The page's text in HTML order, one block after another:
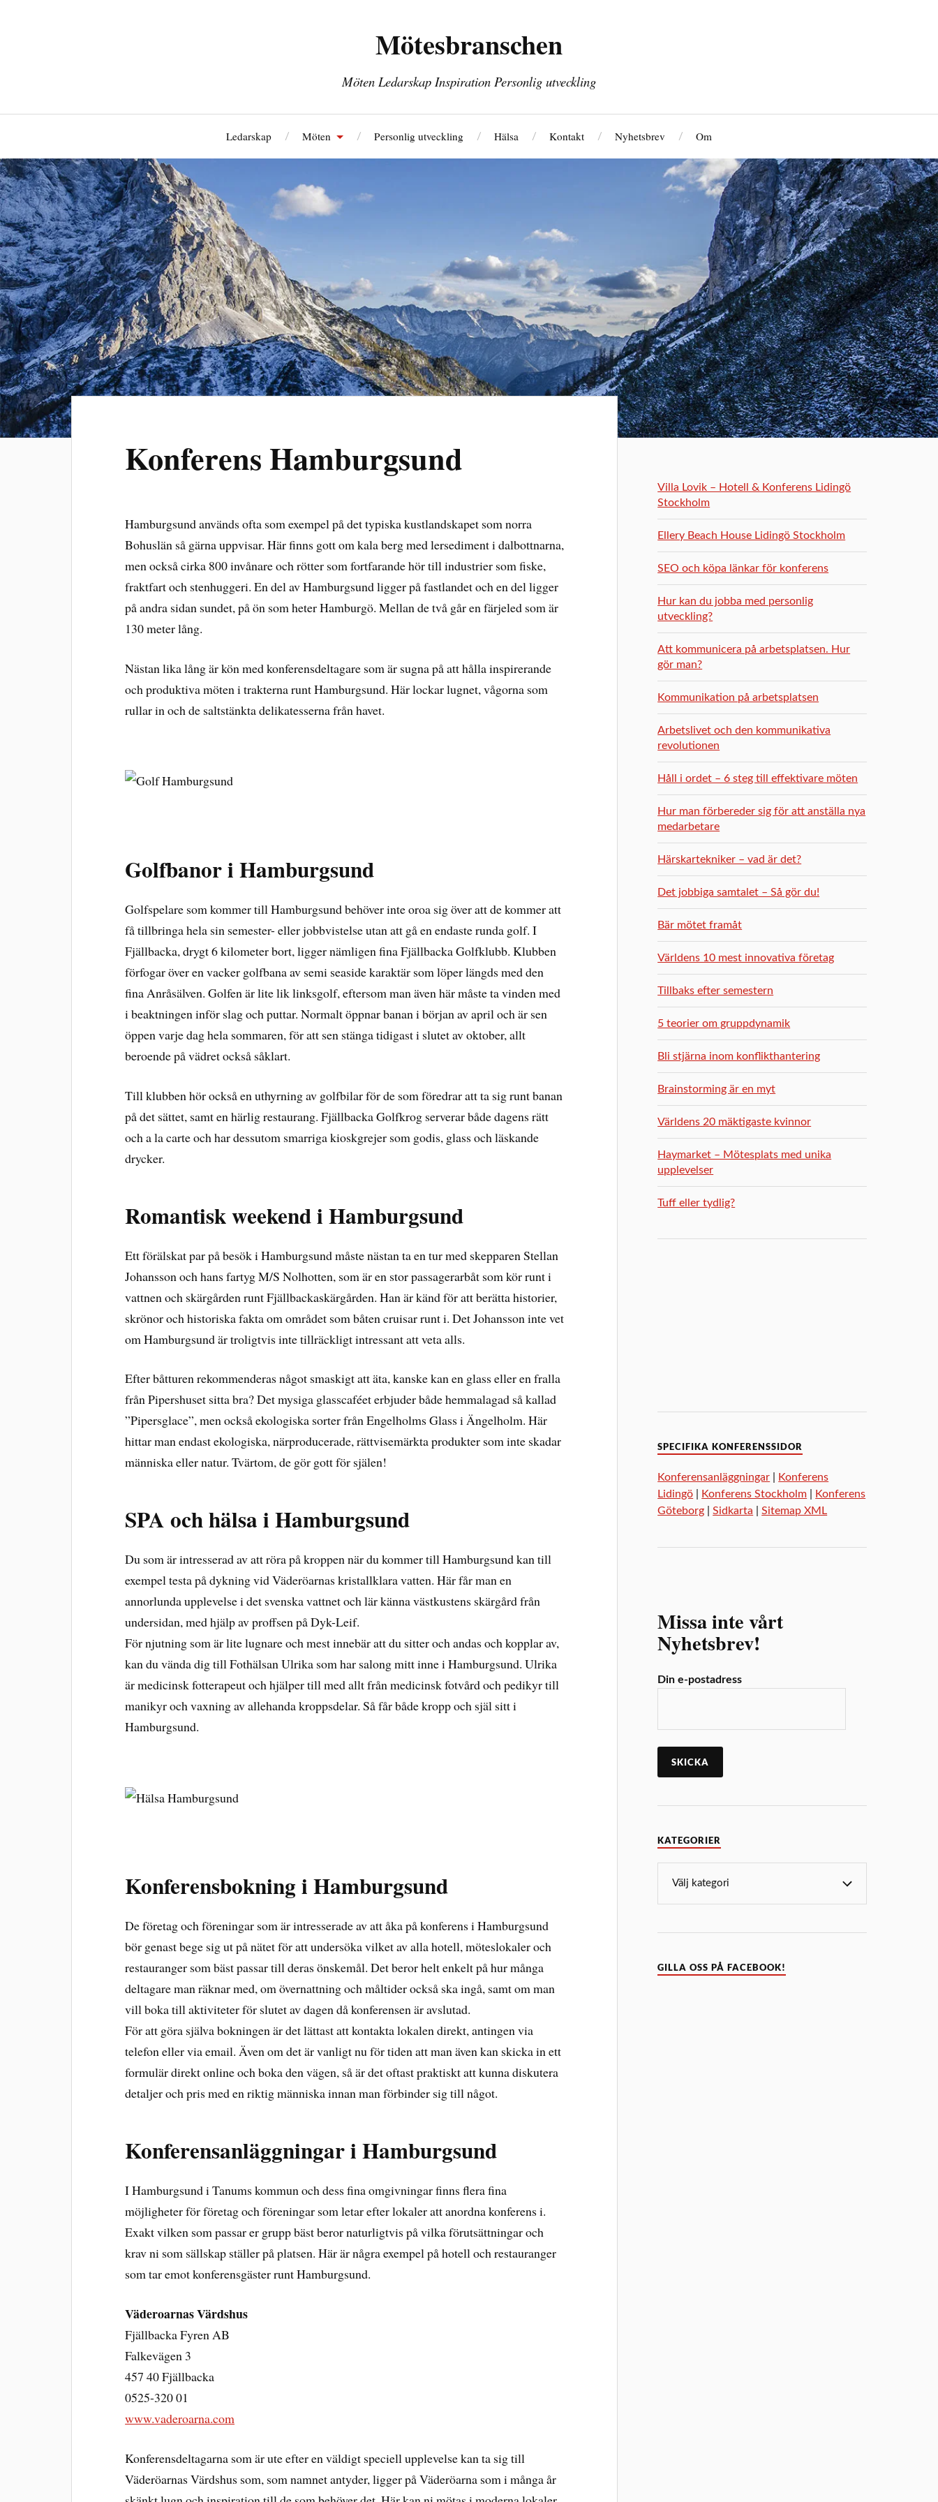
Mötesbranschen
Möten Ledarskap Inspiration Personlig utveckling
Ledarskap Möten Personlig utveckling Hälsa Kontakt Nyhetsbrev Om
Konferens Hamburgsund
Hamburgsund används ofta som exempel på det typiska kustlandskapet som norra
Bohuslän så gärna uppvisar. Här finns gott om kala berg med lersediment i dalbottnarna,
men också cirka 800 invånare och rötter som fortfarande hör till industrier som fiske,
fraktfart och stenhuggeri. En del av Hamburgsund ligger på fastlandet och en del ligger
på andra sidan sundet, på ön som heter Hamburgö. Mellan de två går en färjeled som är
130 meter lång.
Nästan lika lång är kön med konferensdeltagare som är sugna på att hålla inspirerande
och produktiva möten i trakterna runt Hamburgsund. Här lockar lugnet, vågorna som
rullar in och de saltstänkta delikatesserna från havet.
Golfbanor i Hamburgsund
Golfspelare som kommer till Hamburgsund behöver inte oroa sig över att de kommer att
få tillbringa hela sin semester- eller jobbvistelse utan att gå en endaste runda golf. I
Fjällbacka, drygt 6 kilometer bort, ligger nämligen fina Fjällbacka Golfklubb. Klubben
förfogar över en vacker golfbana av semi seaside karaktär som löper längds med den
fina Anråsälven. Golfen är lite lik linksgolf, eftersom man även här måste ta vinden med
i beaktningen inför slag och puttar. Normalt öppnar banan i början av april och är sen
öppen varje dag hela sommaren, för att sen stänga tidigast i slutet av oktober, allt
beroende på vädret också såklart.
Till klubben hör också en uthyrning av golfbilar för de som föredrar att ta sig runt banan
på det sättet, samt en härlig restaurang. Fjällbacka Golfkrog serverar både dagens rätt
och a la carte och har dessutom smarriga kioskgrejer som godis, glass och läskande
drycker.
Romantisk weekend i Hamburgsund
Ett förälskat par på besök i Hamburgsund måste nästan ta en tur med skepparen Stellan
Johansson och hans fartyg M/S Nolhotten, som är en stor passagerarbåt som kör runt i
vattnen och skärgården runt Fjällbackaskärgården. Han är känd för att berätta historier,
skrönor och historiska fakta om området som båten cruisar runt i. Det Johansson inte vet
om Hamburgsund är troligtvis inte tillräckligt intressant att veta alls.
Efter båtturen rekommenderas något smaskigt att äta, kanske kan en glass eller en fralla
från Pipershuset sitta bra? Det mysiga glasscaféet erbjuder både hemmalagad så kallad
”Pipersglace”, men också ekologiska sorter från Engelholms Glass i Ängelholm. Här
hittar man endast ekologiska, närproducerade, rättvisemärkta produkter som inte skadar
människa eller natur. Tvärtom, de gör gott för själen!
SPA och hälsa i Hamburgsund
Du som är intresserad av att röra på kroppen när du kommer till Hamburgsund kan till
exempel testa på dykning vid Väderöarnas kristallklara vatten. Här får man en
annorlunda upplevelse i det svenska vattnet och lär känna västkustens skärgård från
undersidan, med hjälp av proffsen på Dyk-Leif.
För njutning som är lite lugnare och mest innebär att du sitter och andas och kopplar av,
kan du vända dig till Fothälsan Ulrika som har salong mitt inne i Hamburgsund. Ulrika
är medicinsk fotterapeut och hjälper till med allt från medicinsk fotvård och pedikyr till
manikyr och vaxning av allehanda kroppsdelar. Så får både kropp och själ sitt i
Hamburgsund.
Konferensbokning i Hamburgsund
De företag och föreningar som är intresserade av att åka på konferens i Hamburgsund
bör genast bege sig ut på nätet för att undersöka vilket av alla hotell, möteslokaler och
restauranger som bäst passar till deras önskemål. Det beror helt enkelt på hur många
deltagare man räknar med, om övernattning och måltider också ska ingå, samt om man
vill boka till aktiviteter för slutet av dagen då konferensen är avslutad.
För att göra själva bokningen är det lättast att kontakta lokalen direkt, antingen via
telefon eller via email. Även om det är vanligt nu för tiden att man även kan skicka in ett
formulär direkt online och boka den vägen, så är det oftast praktiskt att kunna diskutera
detaljer och pris med en riktig människa innan man förbinder sig till något.
Konferensanläggningar i Hamburgsund
I Hamburgsund i Tanums kommun och dess fina omgivningar finns flera fina
möjligheter för företag och föreningar som letar efter lokaler att anordna konferens i.
Exakt vilken som passar er grupp bäst beror naturligtvis på vilka förutsättningar och
krav ni som sällskap ställer på platsen. Här är några exempel på hotell och restauranger
som tar emot konferensgäster runt Hamburgsund.
Väderoarnas Värdshus
Fjällbacka Fyren AB
Falkevägen 3
457 40 Fjällbacka
0525-320 01
www.vaderoarna.com
Konferensdeltagarna som är ute efter en väldigt speciell upplevelse kan ta sig till
Väderöarnas Värdshus som, som namnet antyder, ligger på Väderöarna som i många år
Villa Lovik – Hotell & Konferens Lidingö
Stockholm
Ellery Beach House Lidingö Stockholm
SEO och köpa länkar för konferens
Hur kan du jobba med personlig
utveckling?
Att kommunicera på arbetsplatsen. Hur
gör man?
Kommunikation på arbetsplatsen
Arbetslivet och den kommunikativa
revolutionen
Håll i ordet – 6 steg till effektivare möten
Hur man förbereder sig för att anställa nya
medarbetare
Härskartekniker – vad är det?
Det jobbiga samtalet – Så gör du!
Bär mötet framåt
Världens 10 mest innovativa företag
Tillbaks efter semestern
5 teorier om gruppdynamik
Bli stjärna inom konflikthantering
Brainstorming är en myt
Världens 20 mäktigaste kvinnor
Haymarket – Mötesplats med unika
upplevelser
Tuff eller tydlig?
SPECIFIKA KONFERENSSIDOR
Konferensanläggningar
Konferens
Lidingö
Konferens Stockholm
Konferens
Göteborg |Sidkarta |Sitemap XML
Missa inte vårt
Nyhetsbrev!
Din e-postadress
KATEGORIER
GILLA OSS PÅ FACEBOOK!